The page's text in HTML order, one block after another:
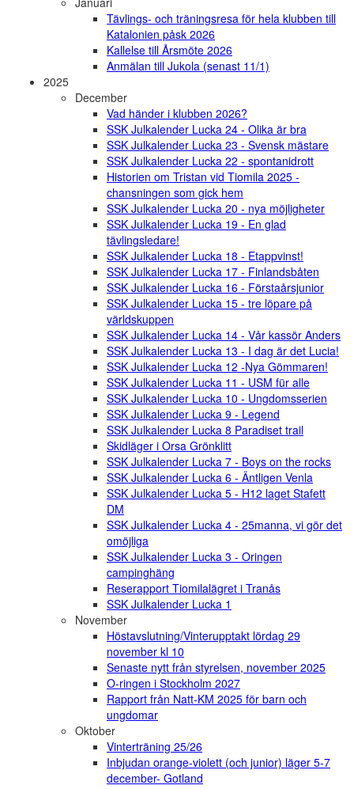
Tävlings- och träningsresa för hela klubben till
Katalonien påsk 2026
Kallelse till Årsmöte 2026
Anmälan till Jukola (senast 11/1)
2025
December
Vad händer i klubben 2026?
SSK Julkalender Lucka 24 - Olika är bra
SSK Julkalender Lucka 23 - Svensk mästare
SSK Julkalender Lucka 22 - spontanidrott
Historien om Tristan vid Tiomila 2025 -
chansningen som gick hem
SSK Julkalender Lucka 20 - nya möjligheter
SSK Julkalender Lucka 19 - En glad
tävlingsledare!
SSK Julkalender Lucka 18 - Etappvinst!
SSK Julkalender Lucka 17 - Finlandsbåten
SSK Julkalender Lucka 16 - Förstaårsjunior
SSK Julkalender Lucka 15 - tre löpare på
världskuppen
SSK Julkalender Lucka 14 - Vår kassör Anders
SSK Julkalender Lucka 13 - I dag är det Lucia!
SSK Julkalender Lucka 12 -Nya Gömmaren!
SSK Julkalender Lucka 11 - USM für alle
SSK Julkalender Lucka 10 - Ungdomsserien
SSK Julkalender Lucka 9 - Legend
SSK Julkalender Lucka 8 Paradiset trail
Skidläger i Orsa Grönklitt
SSK Julkalender Lucka 7 - Boys on the rocks
SSK Julkalender Lucka 6 - Äntligen Venla
SSK Julkalender Lucka 5 - H12 laget Stafett
DM
SSK Julkalender Lucka 4 - 25manna, vi gör det
omöjliga
SSK Julkalender Lucka 3 - Oringen
campinghäng
Reserapport Tiomilalägret i Tranås
SSK Julkalender Lucka 1
November
Höstavslutning/Vinterupptakt lördag 29
november kl 10
Senaste nytt från styrelsen, november 2025
O-ringen i Stockholm 2027
Rapport från Natt-KM 2025 för barn och
ungdomar
Oktober
Vinterträning 25/26
Inbjudan orange-violett (och junior) läger 5-7
december- Gotland